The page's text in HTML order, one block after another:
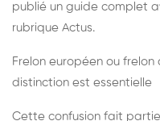
publié un guide complet
rubrique Actus.
Frelon européen ou
distinction est essentielle
Cette confusion fait